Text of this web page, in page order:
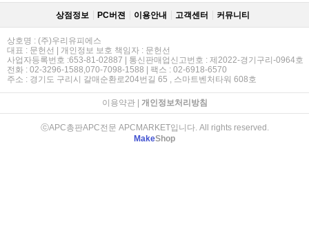
상점정보 PC버젼 이용안내 고객센터 커뮤니티
상호명 : (주)우리유피에스
대표 : 문헌선 | 개인정보 보호 책임자 : 문헌선
사업자등록번호 :653-81-02887 | 통신판매업신고번호 : 제2022-경기구리-0964호
전화 : 02-3296-1588,070-7098-1588 | 팩스 : 02-6918-6570
주소 : 경기도 구리시 갈매순환로204번길 65 , 스마트벤처타워 608호
이용약관| 개인정보처리방침
ⓒAPC총판APC전문 APCMARKET입니다. All rights reserved.
MakeShop